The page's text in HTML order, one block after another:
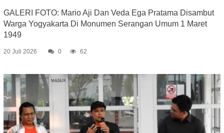
GALERI FOTO: Mario Aji Dan Veda Ega Pratama Disambut
Warga Yogyakarta Di Monumen Serangan Umum 1 Maret
1949
20 Juli 2026 0 62